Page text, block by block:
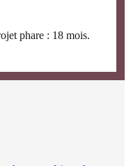
phare : 18 mois.